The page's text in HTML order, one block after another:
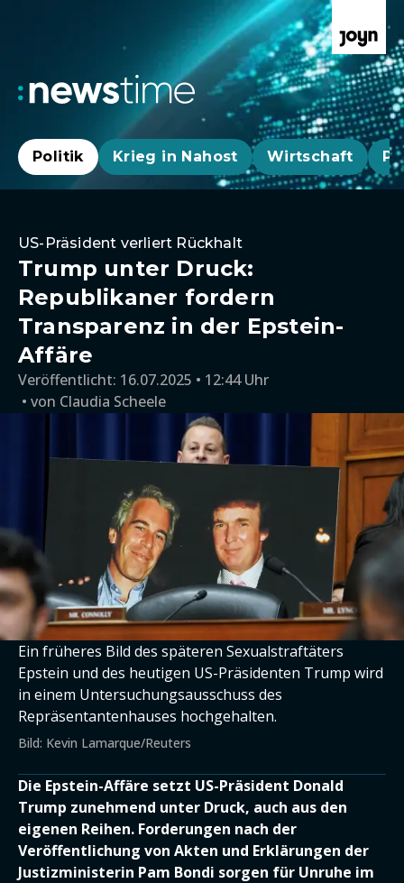
Politik Krieg in Nahost Wirtschaft
US-Präsident verliert Rückhalt
Trump unter Druck:
Republikaner fordern
Transparenz in der Epstein-
Affäre
Veröffentlicht: 16.07.2025 • 12:44 Uhr
von Claudia Scheele
Ein früheres Bild des späteren Sexualstraftäters
Epstein und des heutigen US-Präsidenten Trump wird
in einem Untersuchungsausschuss des
Repräsentantenhauses hochgehalten.
Bild: Kevin Lamarque/Reuters
Die Epstein-Affäre setzt US-Präsident Donald
Trump zunehmend unter Druck, auch aus den
eigenen Reihen. Forderungen nach der
Veröffentlichung von Akten und Erklärungen der
Justizministerin Pam Bondi sorgen für Unruhe im